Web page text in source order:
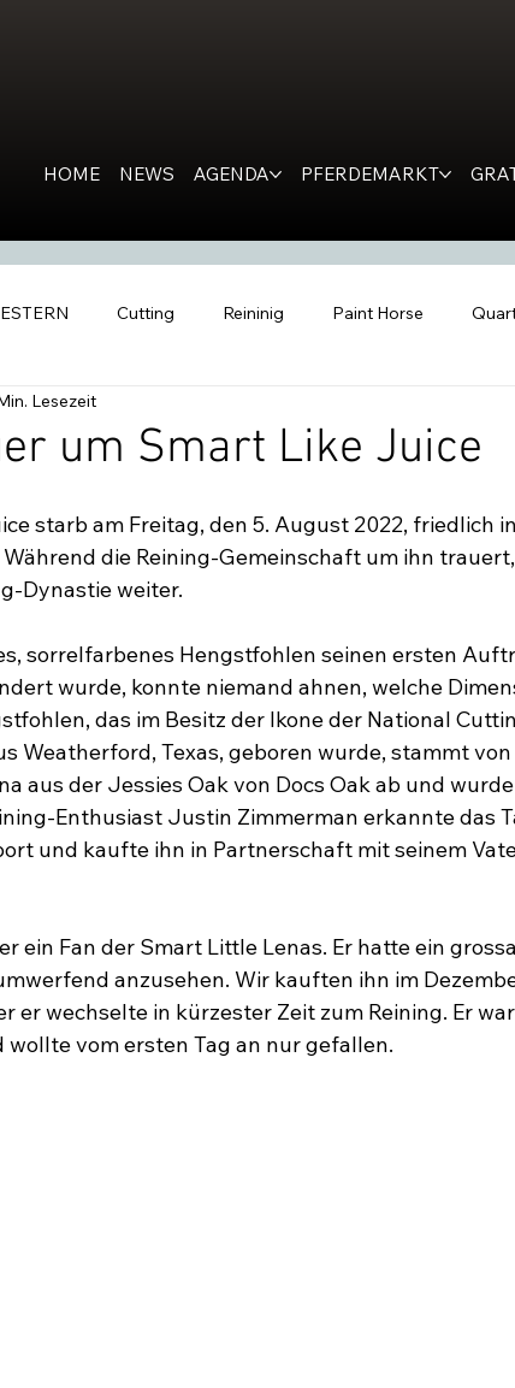
HOME NEWS AGENDA PFERDEMARKT
Cutting Reininig Paint Horse
Ranch Horse
um Smart Like Juice
Lesezeit
starb am Freitag, den 5. August 2022, friedlich
die Reining-Gemeinschaft um ihn
Dynastie weiter.
sorrelfarbenes Hengstfohlen seinen ersten
wurde, konnte niemand ahnen, welche
das im Besitz der Ikone der National
Weatherford, Texas, geboren wurde, stammt
aus der Jessies Oak von Docs Oak ab und
Enthusiast Justin Zimmerman erkannte das
und kaufte ihn in Partnerschaft mit seinem
ein Fan der Smart Little Lenas. Er hatte ein
anzusehen. Wir kauften ihn im
er wechselte in kürzester Zeit zum Reining. Er
vom ersten Tag an nur gefallen.